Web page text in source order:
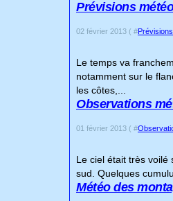
Prévisions
02 février 2013 ( #
Le temps va
notamment sur le
les côtes,...
Observations
01 février 2013 ( #
Le ciel était très voilé
sud. Quelques
Météo des